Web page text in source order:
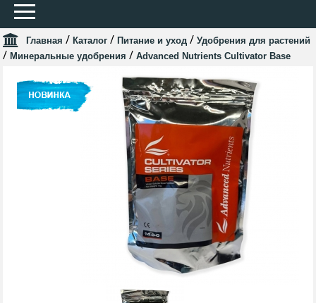
Главная / Каталог / Питание и уход / Удобрения для растений
/ Минеральные удобрения / Advanced Nutrients Cultivator Base